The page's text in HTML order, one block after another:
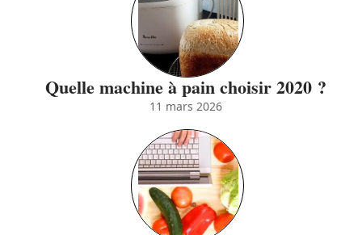
Quelle machine à pain choisir 2020 ?
11 mars 2026